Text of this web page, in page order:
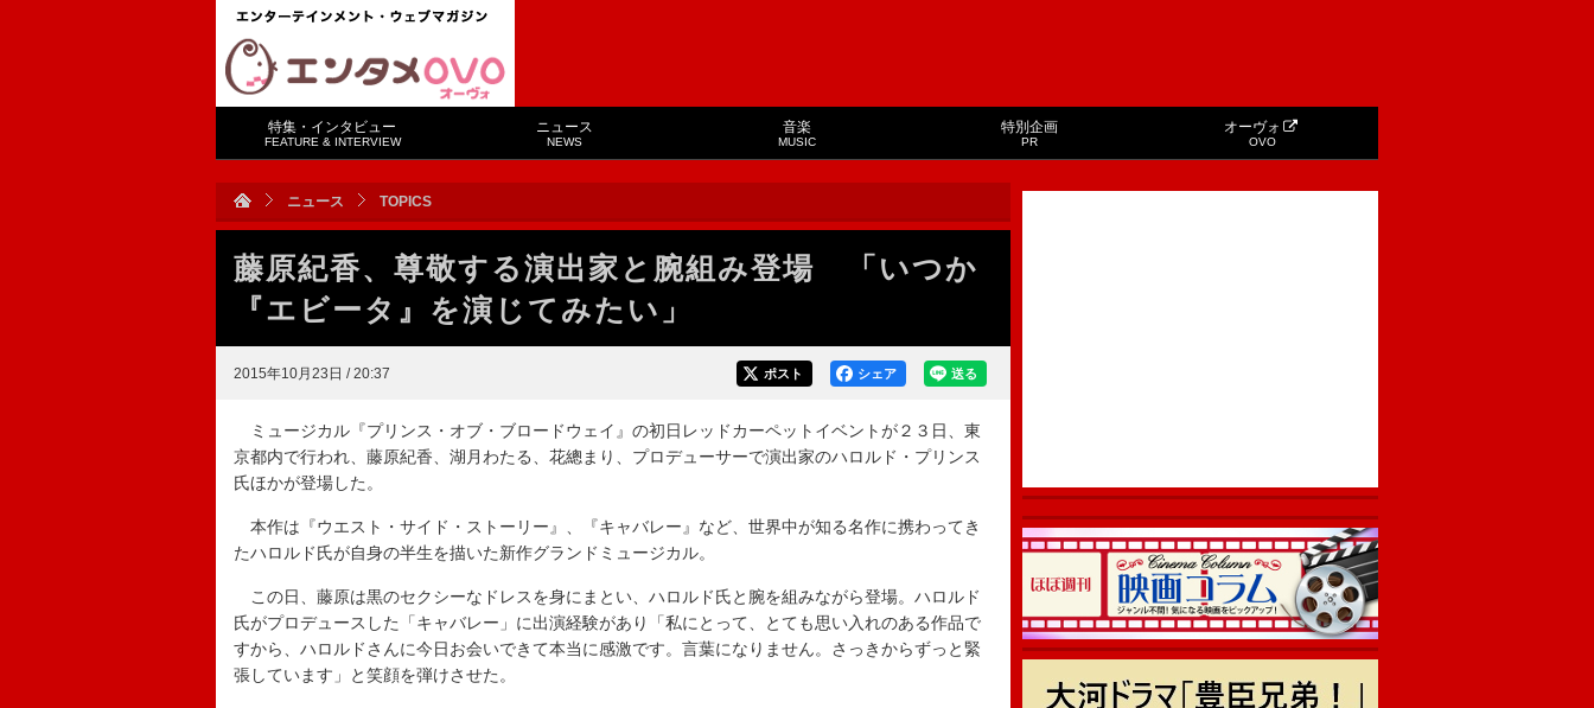
特集・インタビュー
FEATURE & INTERVIEW
ニュース
NEWS
音楽
MUSIC
特別企画
PR
オーヴォ
OVO
ニュース TOPICS
藤原紀香、尊敬する演出家と腕組み登場 「いつか
『エビータ』を演じてみたい」
2015年10月23日 / 20:37 送る
シェア
ポスト
ミュージカル『プリンス・オブ・ブロードウェイ』の初日レッドカーペットイベントが２３日、東
京都内で行われ、藤原紀香、湖月わたる、花總まり、プロデューサーで演出家のハロルド・プリンス
氏ほかが登場した。
本作は『ウエスト・サイド・ストーリー』、『キャバレー』など、世界中が知る名作に携わってき
たハロルド氏が自身の半生を描いた新作グランドミュージカル。
この日、藤原は黒のセクシーなドレスを身にまとい、ハロルド氏と腕を組みながら登場。ハロルド
氏がプロデュースした「キャバレー」に出演経験があり「私にとって、とても思い入れのある作品で
すから、ハロルドさんに今日お会いできて本当に感激です。言葉になりません。さっきからずっと緊
張しています」と笑顔を弾けさせた。